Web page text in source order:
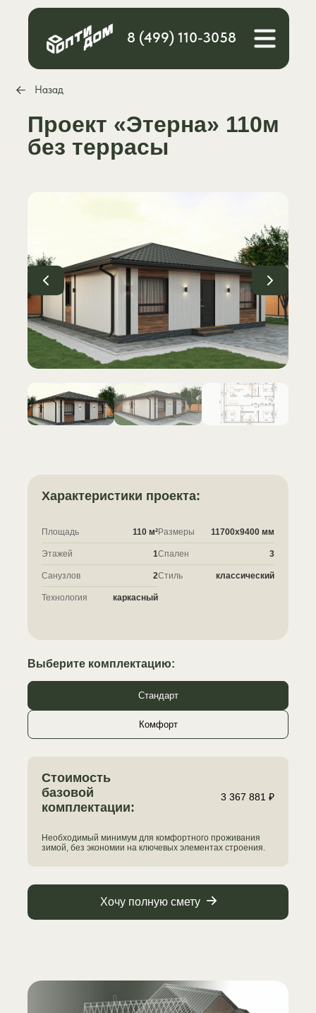
компании
стоимости
8 (499) 110-3058
Назад
Проект «Этерна» 110м
без террасы
Характеристики проекта:
Площадь 110 м²
Этажей 1
Санузлов 2
Технология каркасный
Размеры 11700x9400 мм
Спален 3
Стиль классический
Выберите комплектацию:
Стандарт
Комфорт
Стоимость
базовой
комплектации:
3 367 881 ₽
Необходимый минимум для комфортного проживания
зимой, без экономии на ключевых элементах строения.
Хочу полную смету